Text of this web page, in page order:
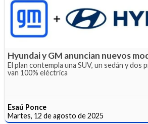
Hyundai y GM anuncian nuevos
El plan contempla una SUV, un sedán y dos
van 100% eléctrica
Esaú Ponce
Martes, 12 de agosto de 2025